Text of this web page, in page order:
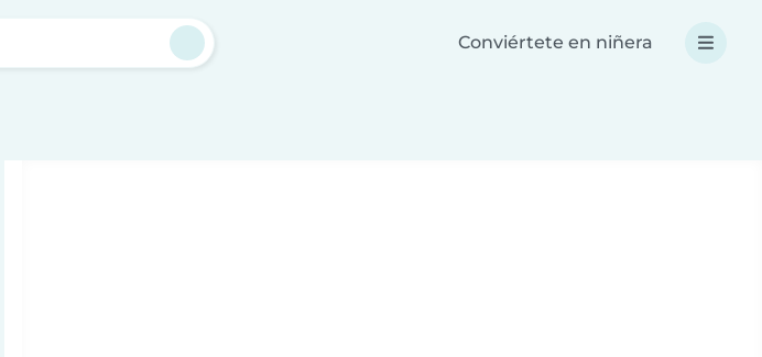
Conviértete en niñera